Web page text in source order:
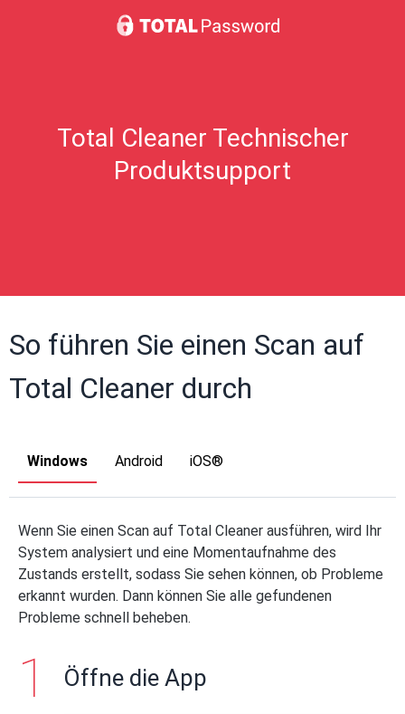
Total Cleaner Technischer
Produktsupport
So führen Sie einen Scan auf
Total Cleaner durch
Windows Android iOS®
Wenn Sie einen Scan auf Total Cleaner ausführen, wird Ihr
System analysiert und eine Momentaufnahme des
Zustands erstellt, sodass Sie sehen können, ob Probleme
erkannt wurden. Dann können Sie alle gefundenen
Probleme schnell beheben.
Öffne die App